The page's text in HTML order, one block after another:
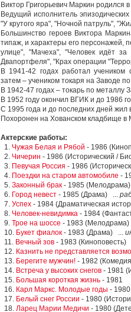
Виктор Григорьевич Маркин родился
Ведущий исполнитель
"У крутого яра", "Ночной патруль",
Большинство героев Виктора
типаж, и характеры его персонажей,
улице", "Мачеха", "Человек идёт
Двапортфеля", "Крах операции
В 1941-42 годах работал учеником
затем – учеником токаря на Заводе
В 1942-47 годах – токарь по металлу
В 1952 году окончил ВГИК и до 1986
С 1995 года и до последних дней жил
Похоронен на Хованском кладбище в
Актерские работы:
1. Чужая Белая и Рябой - 1986
2. Чичерин - 1986 (Исторический /
3. Певучая Россия - 1986
4. Поездки на старом автомобиле -
5. Законный брак - 1985
6. Город невест - 1985 (Драма) ...
7. Успех - 1984 (Драматическая
8. Человек-невидимка - 1984
9. Трое на шоссе - 1983
10. Букет фиалок - 1983 (Драма) ...
11. Вечный зов - 1983 (Киноповесть)
12. Казнить не представляется
13. Берегите мужчин! - 1982
14. Встреча у высоких снегов - 1981
15. Большая короткая жизнь - 1981
16. Карл Маркс. Молодые годы -
17. Белый снег России - 1980
18. Ларец Марии Медичи - 1980